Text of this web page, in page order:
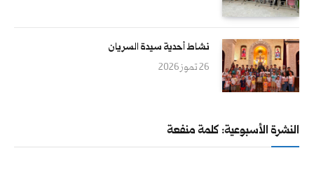
نشاط أحدية سيدة السريان
26 تموز 2026
النشرة الأسبوعية: كلمة منفعة